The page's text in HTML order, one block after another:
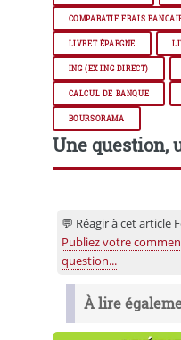
COMPARATIF FRAIS
LIVRET ÉPARGNE
ING (EX ING DIRECT)
CALCUL DE BANQUE
BOURSORAMA
Une question,
💬 Réagir à cet article
Publiez votre
question...
À lire